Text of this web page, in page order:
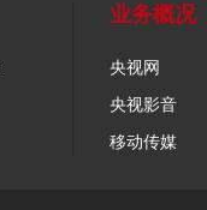
业务概况
央视网
央视影音
移动传媒